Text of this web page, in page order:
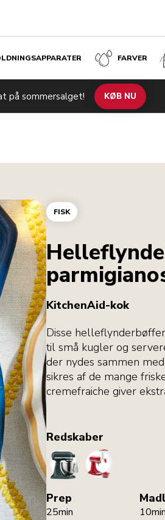
FARVER
på sommersalget! KØB NU
FISK
KitchenAid-kok
Disse
til små kugler og
der nydes sammen
sikres af de mange
cremefraiche giver
Redskaber
StandMixerMeatGrinder
Prep
25min 10min